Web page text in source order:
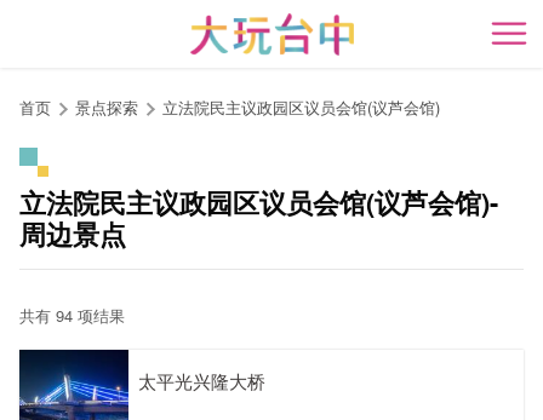
开
首页 景点探索 立法院民主议政园区议员会馆(议芦会馆)
立法院民主议政园区议员会馆(议芦会馆)-
周边景点
共有 94 项结果
太平光兴隆大桥